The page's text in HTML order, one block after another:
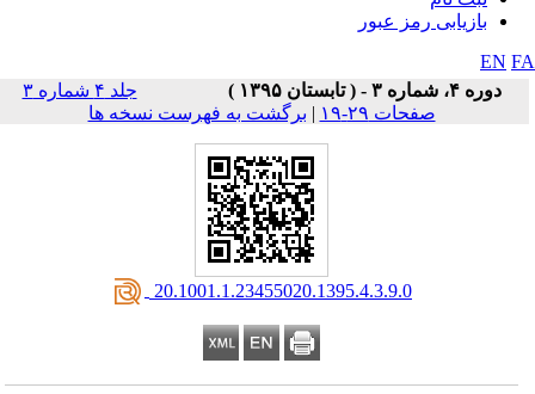
بازیابی رمز عبور
EN
دوره ۴، شماره ۳ - ( تابستان ۱۳۹۵ )
جلد ۴ شماره ۳
صفحات ۲۹-۱۹
| برگشت به فهرست نسخه ها
‎ 20.1001.1.23455020.1395.4.3.9.0